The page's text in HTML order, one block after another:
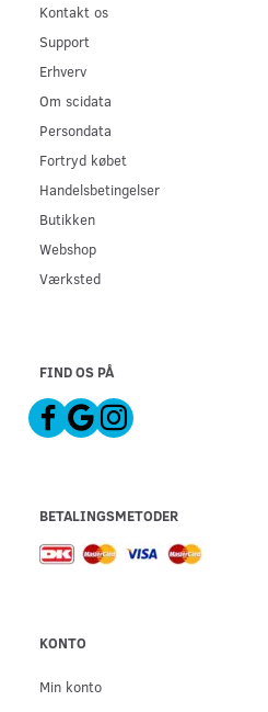
Kontakt os
Support
Erhverv
Om scidata
Persondata
Fortryd købet
Handelsbetingelser
Butikken
Webshop
Værksted
FIND OS PÅ
BETALINGSMETODER
KONTO
Min konto